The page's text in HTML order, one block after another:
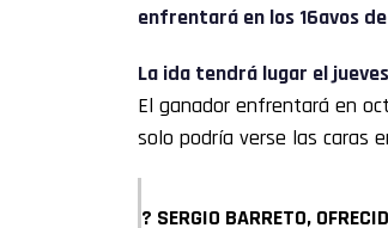
enfrentará en los 16avos
La ida tendrá lugar el
El ganador enfrentará en
solo podría verse las caras
? SERGIO BARRETO,